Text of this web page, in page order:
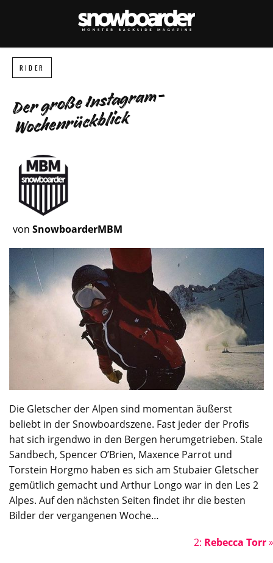
RIDER
Der große Instagram-
Wochenrückblick
von SnowboarderMBM
Die Gletscher der Alpen sind momentan äußerst
beliebt in der Snowboardszene. Fast jeder der Profis
hat sich irgendwo in den Bergen herumgetrieben. Stale
Sandbech, Spencer O’Brien, Maxence Parrot und
Torstein Horgmo haben es sich am Stubaier Gletscher
gemütlich gemacht und Arthur Longo war in den Les 2
Alpes. Auf den nächsten Seiten findet ihr die besten
Bilder der vergangenen Woche…
2: Rebecca Torr»